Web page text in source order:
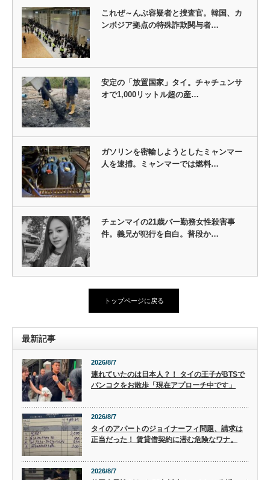
これぜ～んぶ容疑者と捜査官。韓国、カ
ンボジア拠点の特殊詐欺関与者…
安定の「放置国家」タイ。チャチュンサ
オで1,000リットル超の産…
ガソリンを密輸しようとしたミャンマー
人を逮捕。ミャンマーでは燃料…
チェンマイの21歳バー勤務女性殺害事
件。義兄が犯行を自白。普段か…
トップページに戻る
最新記事
2026/8/7
連れていたのは日本人？！ タイの王子がBTSで
バンコクをお散歩「現在アプローチ中です」
2026/8/7
タイのアパートのジョイナーフィ問題、請求は
正当だった！ 賃貸借契約に潜む危険なワナ。
2026/8/7